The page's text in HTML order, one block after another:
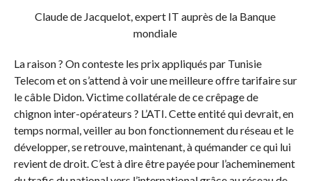
Claude de Jacquelot, expert IT auprès de la Banque
mondiale
La raison ? On conteste les prix appliqués par Tunisie
Telecom et on s’attend à voir une meilleure offre tarifaire sur
le câble Didon. Victime collatérale de ce crêpage de
chignon inter-opérateurs ? L’ATI. Cette entité qui devrait, en
temps normal, veiller au bon fonctionnement du réseau et le
développer, se retrouve, maintenant, à quémander ce qui lui
revient de droit. C’est à dire être payée pour l’acheminement